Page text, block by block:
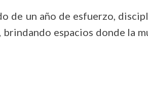
de un año de esfuerzo,
espacios donde la